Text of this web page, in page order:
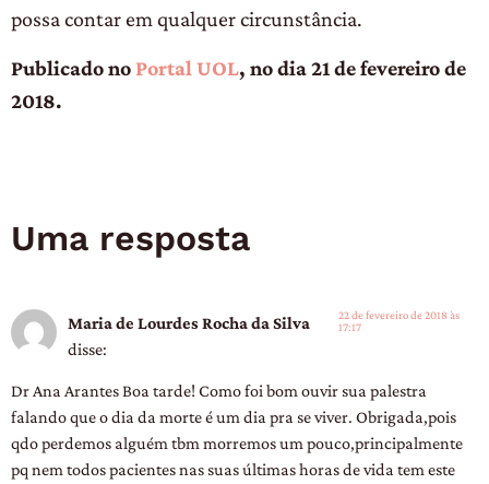
possa contar em qualquer circunstância.
Publicado no Portal UOL, no dia 21 de fevereiro de
2018.
Uma resposta
Maria de Lourdes Rocha da Silva
disse:
22 de fevereiro de 2018 às
17:17
Dr Ana Arantes Boa tarde! Como foi bom ouvir sua palestra
falando que o dia da morte é um dia pra se viver. Obrigada,pois
qdo perdemos alguém tbm morremos um pouco,principalmente
pq nem todos pacientes nas suas últimas horas de vida tem este